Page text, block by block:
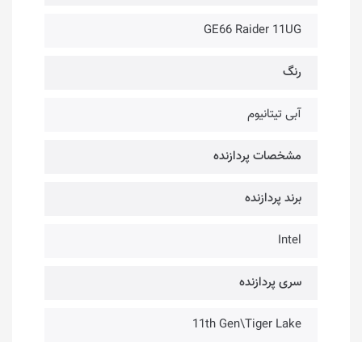
GE66 Raider 11UG
رنگ
آبی تیتانیوم
مشخصات پردازنده
برند پردازنده
Intel
سری پردازنده
11th Gen\Tiger Lake